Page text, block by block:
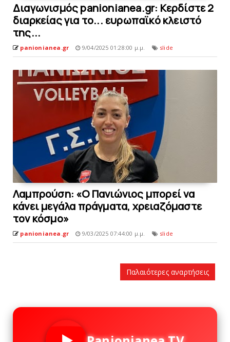
Διαγωνισμός panionianea.gr: Κερδίστε 2
διαρκείας για το... ευρωπαϊκό κλειστό
της...
panionianea.gr 9/04/2025 01:28:00 μ.μ. slide
Λαμπρoύση: «Ο Πανιώνιος μπορεί να
κάνει μεγάλα πράγματα, χρειαζόμαστε
τον κόσμο»
panionianea.gr 9/03/2025 07:44:00 μ.μ. slide
Παλαιότερες αναρτήσεις